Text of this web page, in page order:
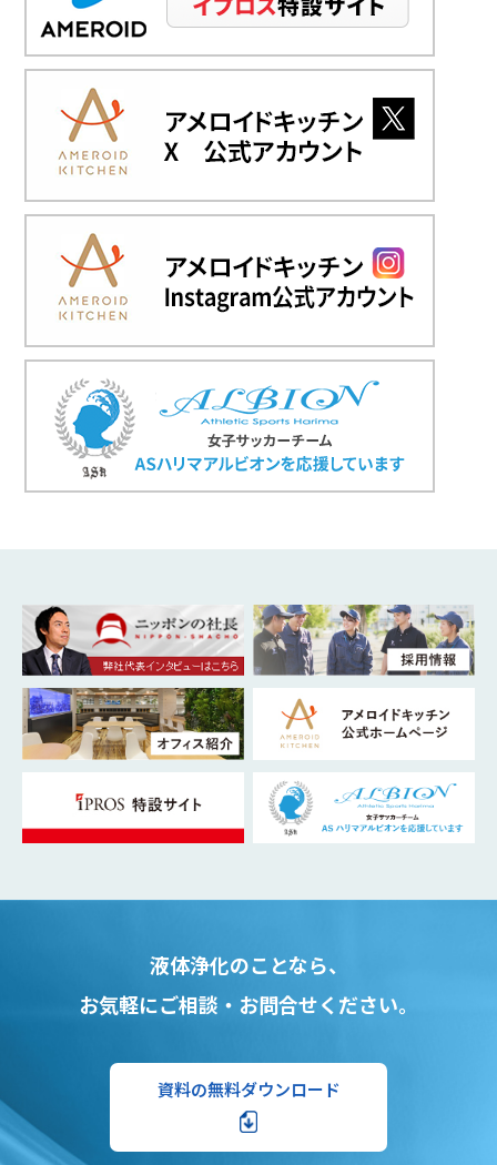
液体浄化のことなら、
お気軽にご相談・お問合せください。
資料の無料ダウンロード